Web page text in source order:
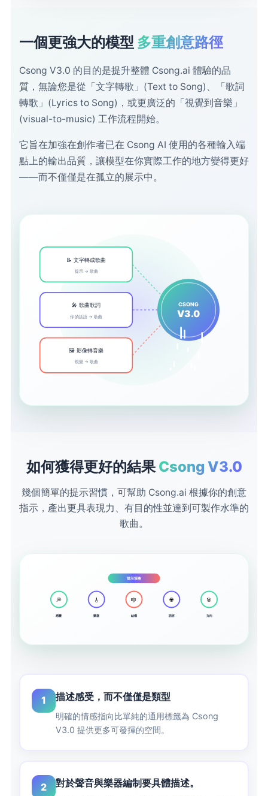
一個更強大的模型 多重創意路徑
Csong V3.0 的目的是提升整體 Csong.ai 體驗的品
質，無論您是從「文字轉歌」(Text to Song)、「歌詞
轉歌」(Lyrics to Song)，或更廣泛的「視覺到音樂」
(visual-to-music) 工作流程開始。
它旨在加強在創作者已在 Csong AI 使用的各種輸入端
點上的輸出品質，讓模型在你實際工作的地方變得更好
——而不僅僅是在孤立的展示中。
📝 文字轉成歌曲
提示 → 歌曲
🎤 歌曲歌詞
你的話語 → 歌曲
🖼️ 影像轉音樂
視覺 → 歌曲
CSONG
V3.0
如何獲得更好的結果 Csong V3.0
幾個簡單的提示習慣，可幫助 Csong.ai 根據你的創意
指示，產出更具表現力、有目的性並達到可製作水準的
歌曲。
💭
感覺
🎸
樂器
🎼
結構
🌐
語言
🎯
方向
提示策略
1 描述感受，而不僅僅是類型
明確的情感指向比單純的通用標籤為 Csong
V3.0 提供更多可發揮的空間。
2 對於聲音與樂器編制要具體描述。